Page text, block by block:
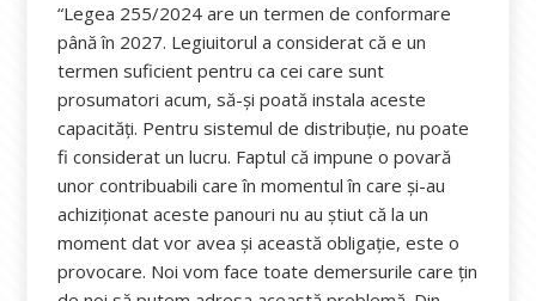
“Legea 255/2024 are un termen de conformare
până în 2027. Legiuitorul a considerat că e un
termen suficient pentru ca cei care sunt
prosumatori acum, să-şi poată instala aceste
capacităţi. Pentru sistemul de distribuţie, nu poate
fi considerat un lucru. Faptul că impune o povară
unor contribuabili care în momentul în care şi-au
achiziţionat aceste panouri nu au ştiut că la un
moment dat vor avea şi această obligaţie, este o
provocare. Noi vom face toate demersurile care ţin